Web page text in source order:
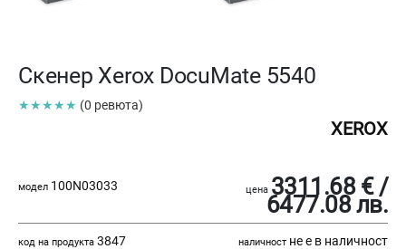
Скенер Xerox DocuMate 5540
★★★★★ (0 ревюта)
XEROX
модел 100N03033 цена 3311.68 € /
6477.08 лв.
код на продукта 3847 наличност не е в наличност